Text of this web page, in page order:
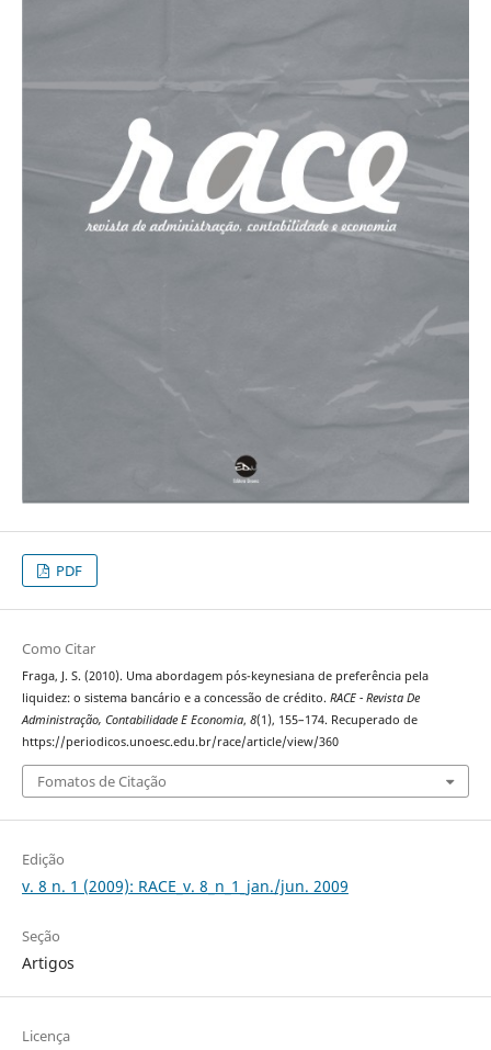
PDF
Como Citar
Fraga, J. S. (2010). Uma abordagem pós-keynesiana de preferência pela
liquidez: o sistema bancário e a concessão de crédito. RACE - Revista De
Administração, Contabilidade E Economia, 8(1), 155–174. Recuperado de
https://periodicos.unoesc.edu.br/race/article/view/360
Fomatos de Citação
Edição
v. 8 n. 1 (2009): RACE_v. 8_n_1_jan./jun. 2009
Seção
Artigos
Licença